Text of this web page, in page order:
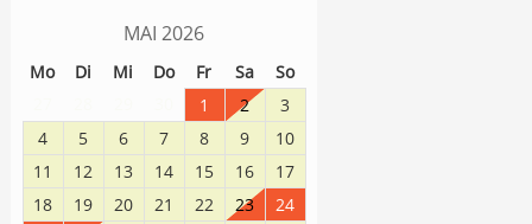
MAI 2026
Mo Di Mi Do Fr Sa
So
1 2
3
4
5 6 7 8 9
10
11
12 13 14 15 16
17
18
19 20 21 22 23
24